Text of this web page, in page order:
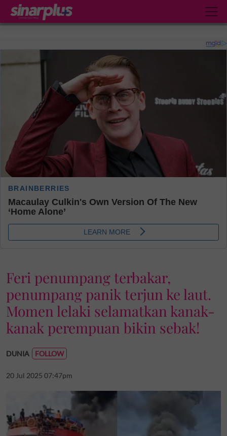
Feri penumpang terbakar,
penumpang panik terjun ke laut.
Momen lelaki selamatkan kanak-
kanak perempuan bikin sebak!
DUNIA
20 Jul 2025 07:47pm